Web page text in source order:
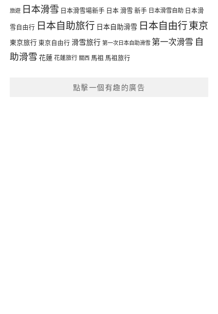
旅遊 日本滑雪 日本滑雪場新手 日本 滑雪 新手 日本滑雪自助 日本滑
雪自由行 日本自助旅行 日本自助滑雪 日本自由行東京
東京旅行 東京自由行 滑雪旅行 第一次日本自助滑雪 第一次滑雪 自
助滑雪 花蓮花蓮旅行 關西 馬祖 馬祖旅行
點擊一個有趣的廣告